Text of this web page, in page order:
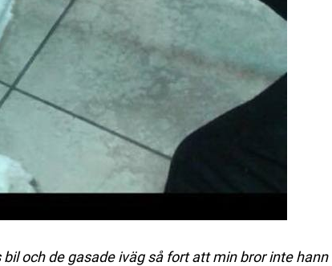
och de gasade iväg så fort att min bror inte hann